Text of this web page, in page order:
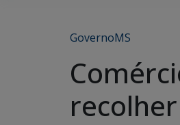
GovernoMS